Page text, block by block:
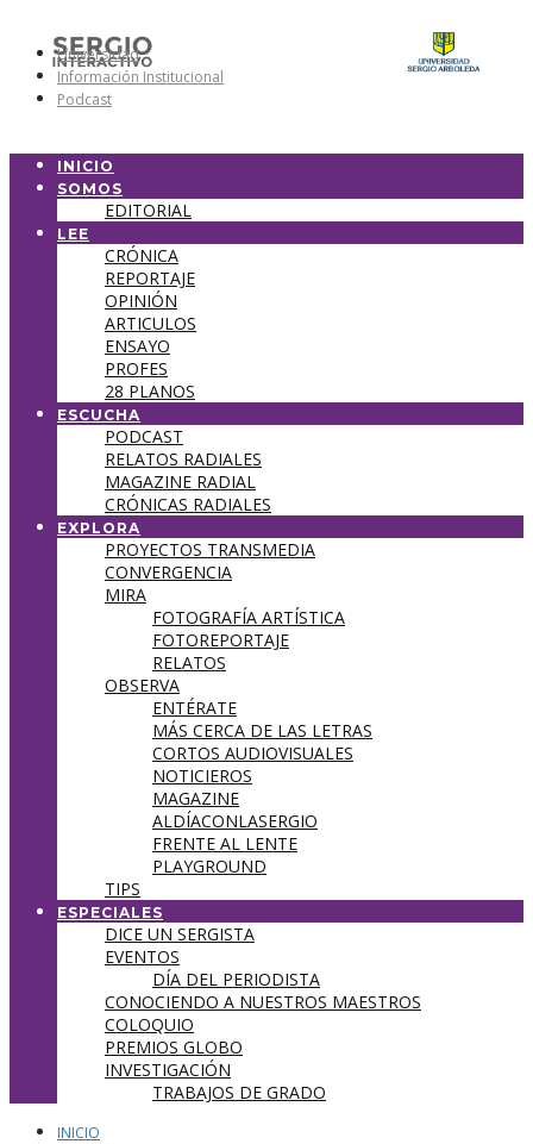
Universidad
Información Institucional
Podcast
INICIO
SOMOS
EDITORIAL
LEE
CRÓNICA
REPORTAJE
OPINIÓN
ARTICULOS
ENSAYO
PROFES
28 PLANOS
ESCUCHA
PODCAST
RELATOS RADIALES
MAGAZINE RADIAL
CRÓNICAS RADIALES
EXPLORA
PROYECTOS TRANSMEDIA
CONVERGENCIA
MIRA
FOTOGRAFÍA ARTÍSTICA
FOTOREPORTAJE
RELATOS
OBSERVA
ENTÉRATE
MÁS CERCA DE LAS LETRAS
CORTOS AUDIOVISUALES
NOTICIEROS
MAGAZINE
ALDÍACONLASERGIO
FRENTE AL LENTE
PLAYGROUND
TIPS
ESPECIALES
DICE UN SERGISTA
EVENTOS
DÍA DEL PERIODISTA
CONOCIENDO A NUESTROS MAESTROS
COLOQUIO
PREMIOS GLOBO
INVESTIGACIÓN
TRABAJOS DE GRADO
INICIO